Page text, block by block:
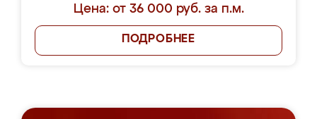
Цена: от 36 000 руб. за п.м.
ПОДРОБНЕЕ